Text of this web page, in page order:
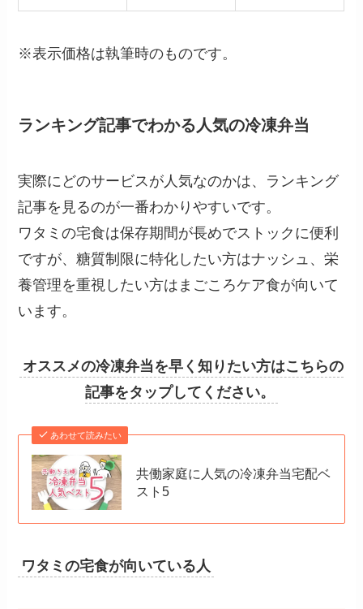
※表示価格は執筆時のものです。
ランキング記事でわかる人気の冷凍弁当
実際にどのサービスが人気なのかは、ランキング
記事を見るのが一番わかりやすいです。
ワタミの宅食は保存期間が長めでストックに便利
ですが、糖質制限に特化したい方はナッシュ、栄
養管理を重視したい方はまごころケア食が向いて
います。
オススメの冷凍弁当を早く知りたい方はこちらの
記事をタップしてください。
あわせて読みたい
共働家庭に人気の冷凍弁当宅配ベ
スト5
ワタミの宅食が向いている人